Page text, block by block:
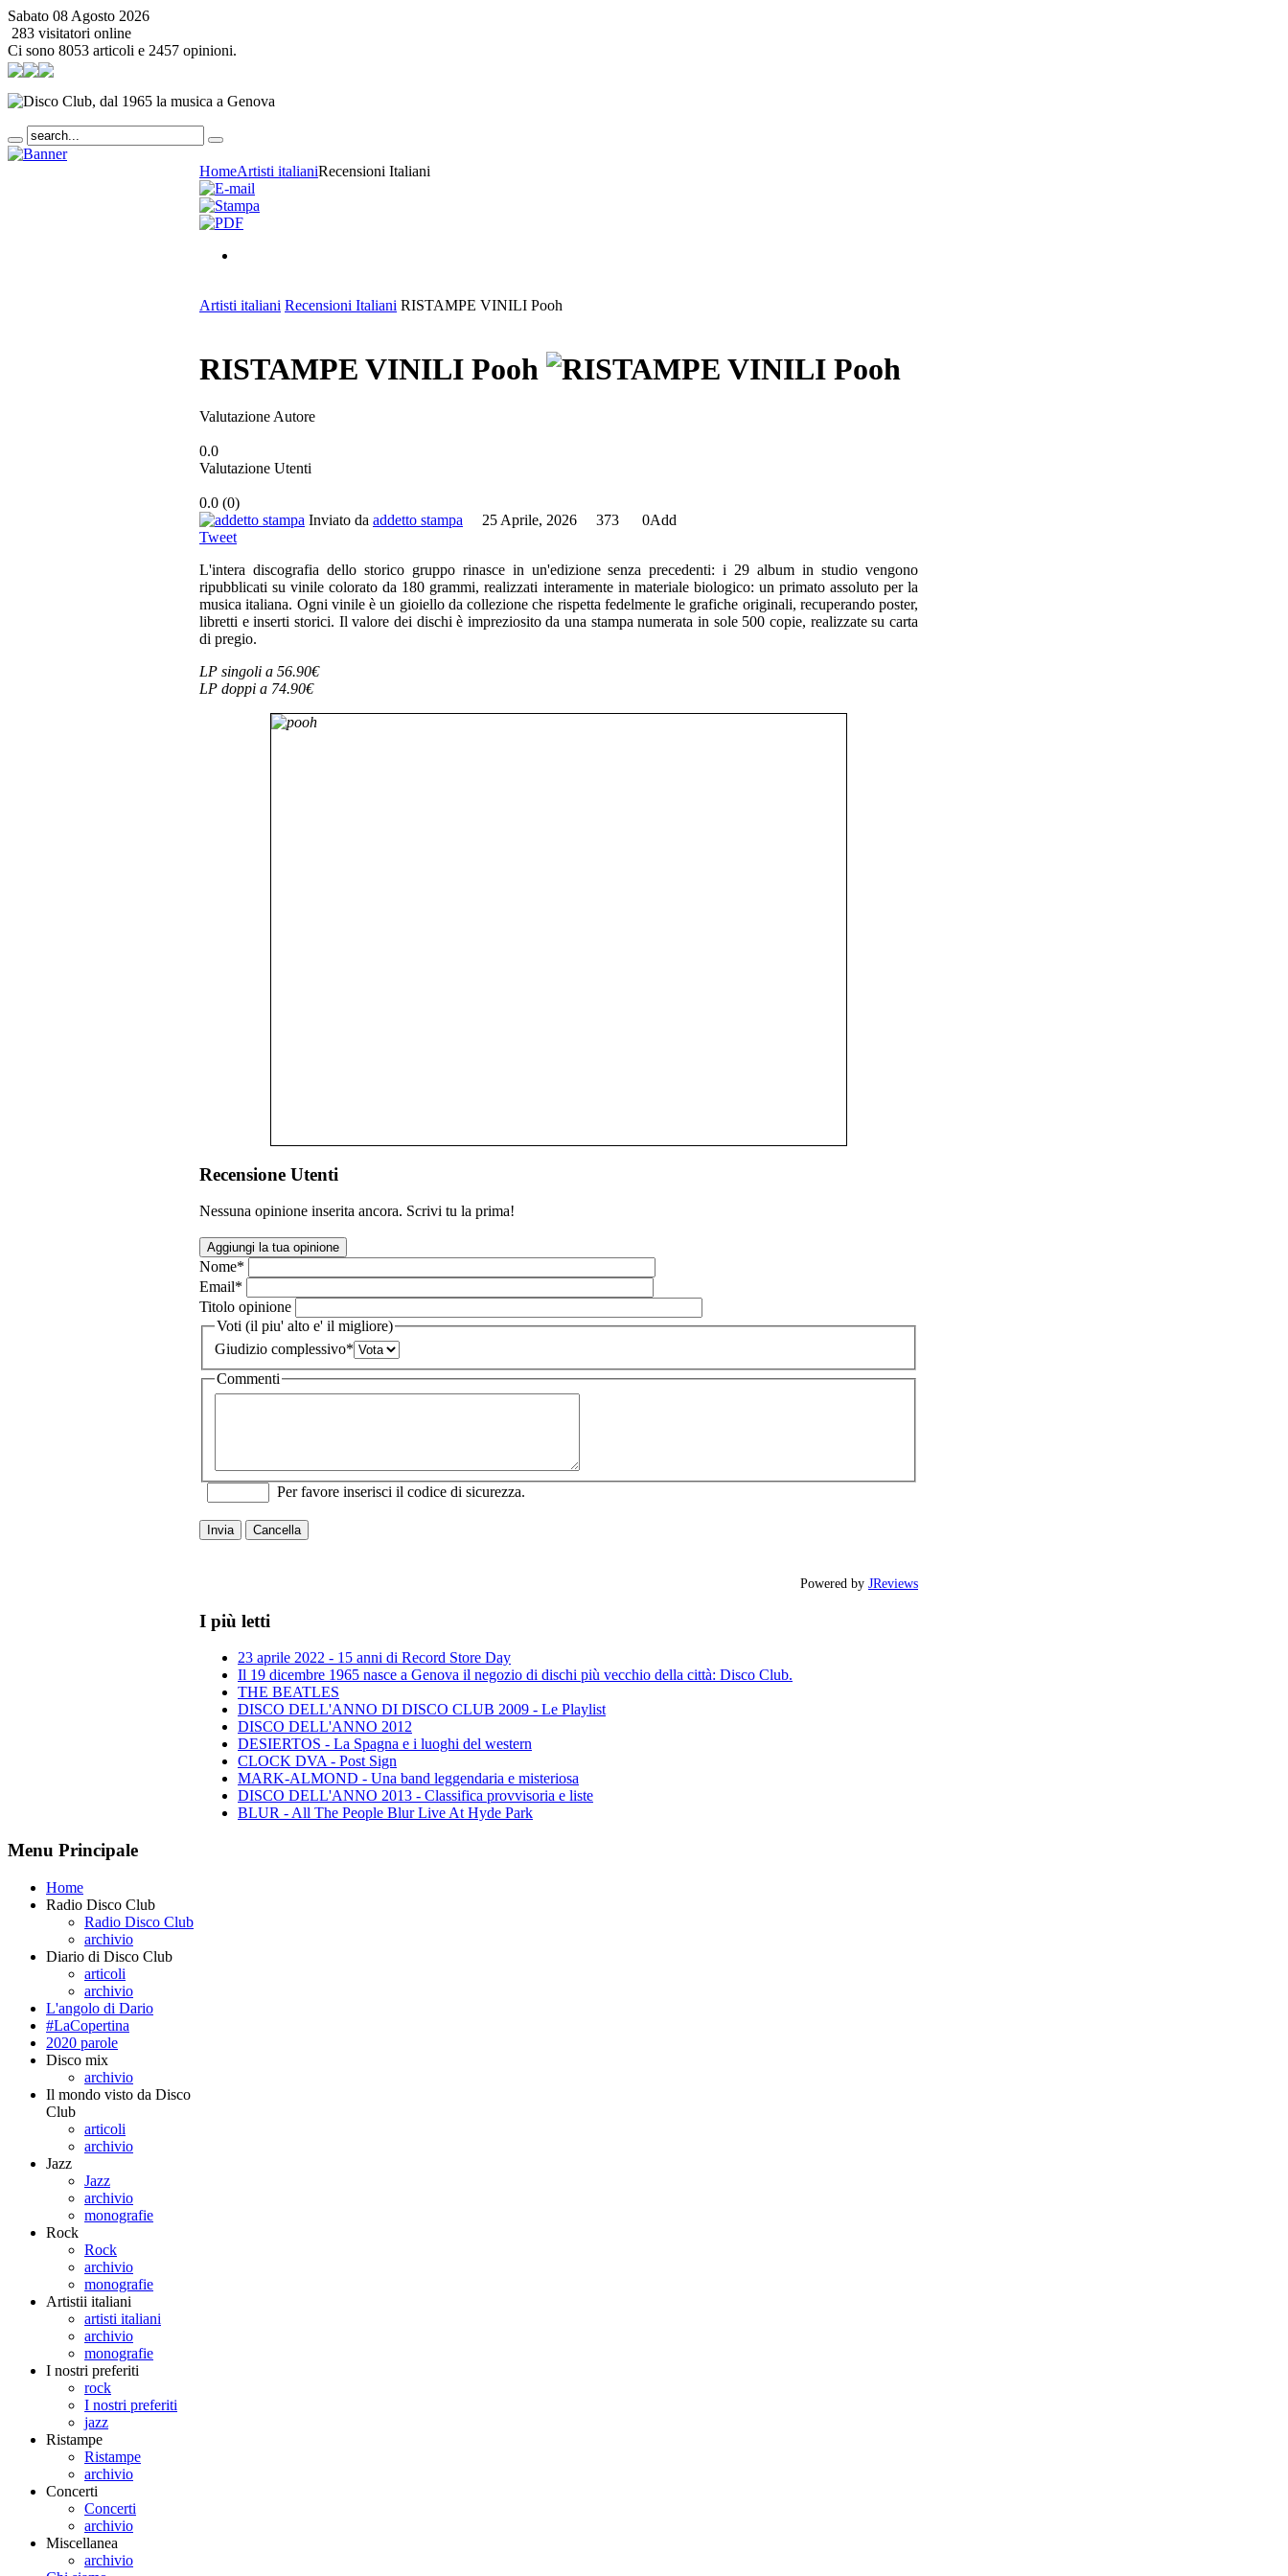
Sabato 08 Agosto 2026
283 visitatori online
Ci sono 8053 articoli e 2457 opinioni.
HomeArtisti italianiRecensioni Italiani
Artisti italiani Recensioni Italiani RISTAMPE VINILI Pooh
RISTAMPE VINILI Pooh
Valutazione Autore
0.0
Valutazione Utenti
0.0 (0)
Inviato da addetto stampa 25 Aprile, 2026 373 0Add
Tweet
L'intera discografia dello storico gruppo rinasce in un'edizione senza precedenti: i 29 album in studio vengono
ripubblicati su vinile colorato da 180 grammi, realizzati interamente in materiale biologico: un primato assoluto per la
musica italiana. Ogni vinile è un gioiello da collezione che rispetta fedelmente le grafiche originali, recuperando poster,
libretti e inserti storici. Il valore dei dischi è impreziosito da una stampa numerata in sole 500 copie, realizzate su carta
di pregio.
LP singoli a 56.90€
LP doppi a 74.90€
Recensione Utenti
Nessuna opinione inserita ancora. Scrivi tu la prima!
Aggiungi la tua opinione
Nome*
Email*
Titolo opinione
Voti (il piu' alto e' il migliore)
Giudizio complessivo*
Commenti
Per favore inserisci il codice di sicurezza.
Invia Cancella
Powered by JReviews
I più letti
23 aprile 2022 - 15 anni di Record Store Day
Il 19 dicembre 1965 nasce a Genova il negozio di dischi più vecchio della città: Disco Club.
THE BEATLES
DISCO DELL'ANNO DI DISCO CLUB 2009 - Le Playlist
DISCO DELL'ANNO 2012
DESIERTOS - La Spagna e i luoghi del western
CLOCK DVA - Post Sign
MARK-ALMOND - Una band leggendaria e misteriosa
DISCO DELL'ANNO 2013 - Classifica provvisoria e liste
BLUR - All The People Blur Live At Hyde Park
Menu Principale
Home
Radio Disco Club
Radio Disco Club
archivio
Diario di Disco Club
articoli
archivio
L'angolo di Dario
#LaCopertina
2020 parole
Disco mix
archivio
Il mondo visto da Disco
Club
articoli
archivio
Jazz
Jazz
archivio
monografie
Rock
Rock
archivio
monografie
Artistii italiani
artisti italiani
archivio
monografie
I nostri preferiti
rock
I nostri preferiti
jazz
Ristampe
Ristampe
archivio
Concerti
Concerti
archivio
Miscellanea
archivio